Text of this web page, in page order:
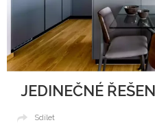
JEDINEČNÉ
Sdílet